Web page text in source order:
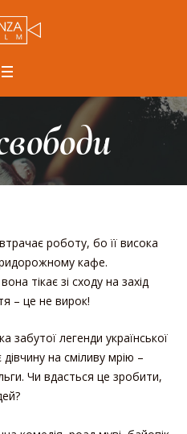
роботу, бо її висока
кафе.
тікає зі сходу на захід
– це не вирок!
забутої легенди української
на сміливу мрію –
Чи вдасться це зробити,